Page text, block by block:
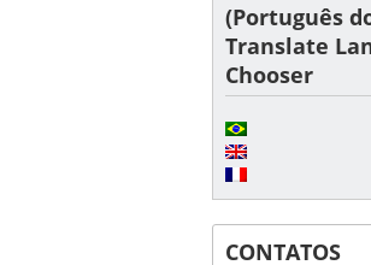
(Português
Translate
Chooser
CONTATOS